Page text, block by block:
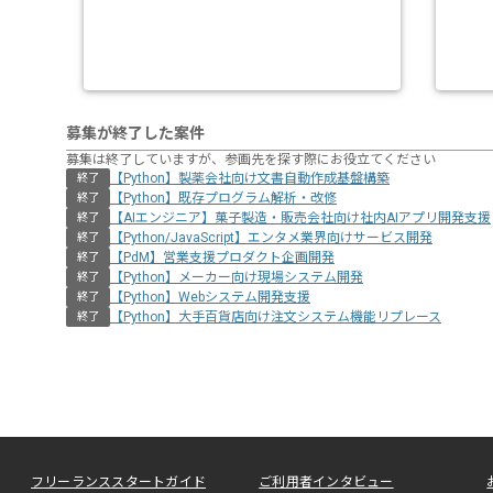
募集が終了した案件
募集は終了していますが、参画先を探す際にお役立てください
終了 【Python】製薬会社向け文書自動作成基盤構築
終了 【Python】既存プログラム解析・改修
終了 【AIエンジニア】菓子製造・販売会社向け社内AIアプリ開発支援
終了 【Python/JavaScript】エンタメ業界向けサービス開発
終了 【PdM】営業支援プロダクト企画開発
終了 【Python】メーカー向け現場システム開発
終了 【Python】Webシステム開発支援
終了 【Python】大手百貨店向け注文システム機能リプレース
フリーランススタートガイド ご利用者インタビュー